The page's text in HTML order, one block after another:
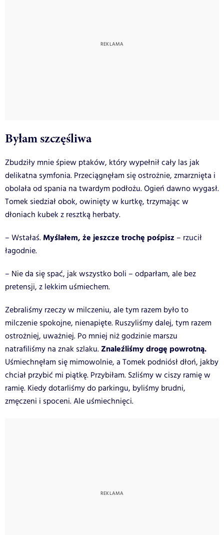
Byłam szczęśliwa
Zbudziły mnie śpiew ptaków, który wypełnił cały las jak
delikatna symfonia. Przeciągnęłam się ostrożnie, zmarznięta i
obolała od spania na twardym podłożu. Ogień dawno wygasł.
Tomek siedział obok, owinięty w kurtkę, trzymając w
dłoniach kubek z resztką herbaty.
– Wstałaś.Myślałem, że jeszcze trochę pośpisz – rzucił
łagodnie.
– Nie da się spać, jak wszystko boli – odparłam, ale bez
pretensji, z lekkim uśmiechem.
Zebraliśmy rzeczy w milczeniu, ale tym razem było to
milczenie spokojne, nienapięte. Ruszyliśmy dalej, tym razem
ostrożniej, uważniej. Po mniej niż godzinie marszu
natrafiliśmy na znak szlaku. Znaleźliśmy drogę powrotną.
Uśmiechnęłam się mimowolnie, a Tomek podniósł dłoń, jakby
chciał przybić mi piątkę. Przybiłam. Szliśmy w ciszy ramię w
ramię. Kiedy dotarliśmy do parkingu, byliśmy brudni,
zmęczeni i spoceni. Ale uśmiechnięci.